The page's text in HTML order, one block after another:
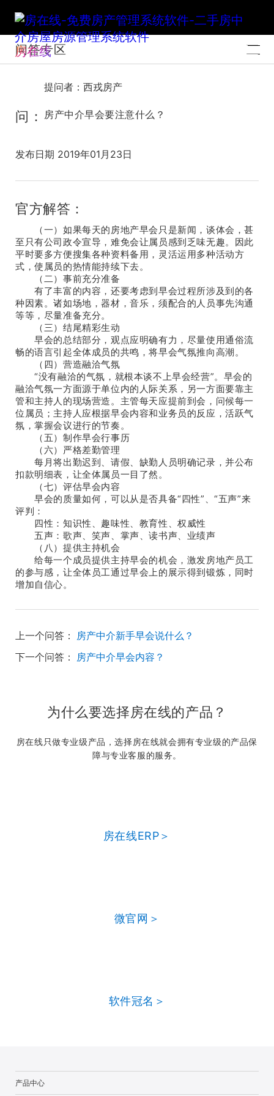
房在线
问答专区
提问者：西戎房产
问： 房产中介早会要注意什么？
发布日期 2019年01月23日
官方解答：
（一）如果每天的房地产早会只是新闻，谈体会，甚
至只有公司政令宣导，难免会让属员感到乏味无趣。因此
平时要多方便搜集各种资料备用，灵活运用多种活动方
式，使属员的热情能持续下去。
（二）事前充分准备
有了丰富的内容，还要考虑到早会过程所涉及到的各
种因素。诸如场地，器材，音乐，须配合的人员事先沟通
等等，尽量准备充分。
（三）结尾精彩生动
早会的总结部分，观点应明确有力，尽量使用通俗流
畅的语言引起全体成员的共鸣，将早会气氛推向高潮。
（四）营造融洽气氛
“没有融洽的气氛，就根本谈不上早会经营”。早会的
融洽气氛一方面源于单位内的人际关系，另一方面要靠主
管和主持人的现场营造。主管每天应提前到会，问候每一
位属员；主持人应根据早会内容和业务员的反应，活跃气
氛，掌握会议进行的节奏。
（五）制作早会行事历
（六）严格差勤管理
每月将出勤迟到、请假、缺勤人员明确记录，并公布
扣款明细表，让全体属员一目了然。
（七）评估早会内容
早会的质量如何，可以从是否具备“四性”、“五声”来
评判：
四性：知识性、趣味性、教育性、权威性
五声：歌声、笑声、掌声、读书声、业绩声
（八）提供主持机会
给每一个成员提供主持早会的机会，激发房地产员工
的参与感，让全体员工通过早会上的展示得到锻炼，同时
增加自信心。
上一个问答： 房产中介新手早会说什么？
下一个问答： 房产中介早会内容？
为什么要选择房在线的产品？
房在线只做专业级产品，选择房在线就会拥有专业级的产品保
障与专业客服的服务。
房在线ERP＞
微官网＞
软件冠名＞
产品中心